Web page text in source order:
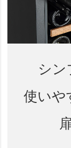
シン
使いや